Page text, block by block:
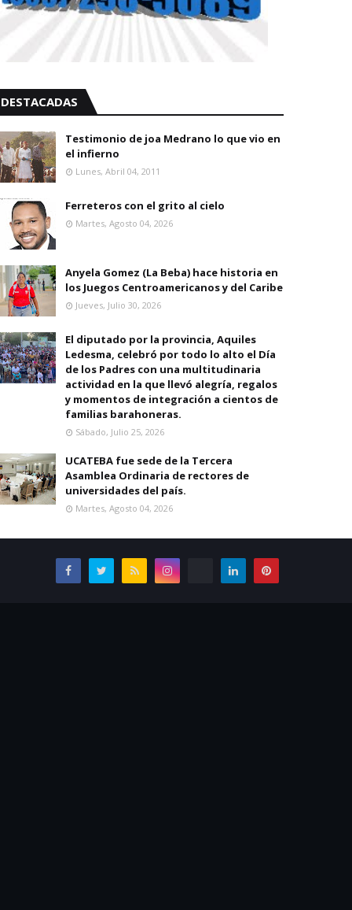
DESTACADAS
Testimonio de joa Medrano lo que vio en
el infierno
Lunes, Abril 04, 2011
Ferreteros con el grito al cielo
Martes, Agosto 04, 2026
Anyela Gomez (La Beba) hace historia en
los Juegos Centroamericanos y del Caribe
Jueves, Julio 30, 2026
El diputado por la provincia, Aquiles
Ledesma, celebró por todo lo alto el Día
de los Padres con una multitudinaria
actividad en la que llevó alegría, regalos
y momentos de integración a cientos de
familias barahoneras.
Sábado, Julio 25, 2026
UCATEBA fue sede de la Tercera
Asamblea Ordinaria de rectores de
universidades del país.
Martes, Agosto 04, 2026